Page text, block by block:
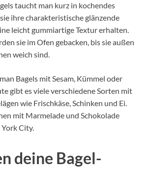
taucht man kurz in kochendes
ihre charakteristische glänzende
leicht gummiartige Textur erhalten.
sie im Ofen gebacken, bis sie außen
weich sind.
Bagels mit Sesam, Kümmel oder
gibt es viele verschiedene Sorten mit
wie Frischkäse, Schinken und Ei.
mit Marmelade und Schokolade
City.
deine Bagel-